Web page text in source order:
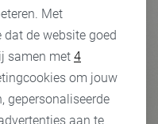
Met
de website goed
samen met 4
om jouw
gepersonaliseerde
aan te